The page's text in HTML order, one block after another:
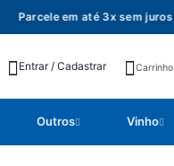
Parcele em até 3x sem juros
Entrar / Cadastrar Carrinho
Outros Vinho